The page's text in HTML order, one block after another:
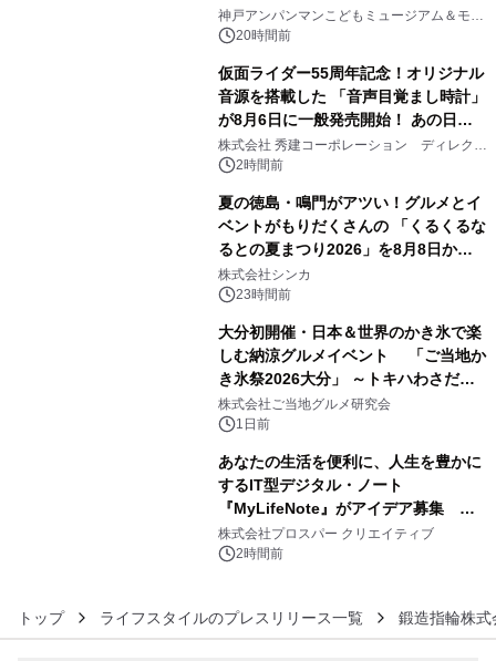
オープン
神戸アンパンマンこどもミュージアム＆モー
ル 20時間前
仮面ライダー55周年記念！オリジナル
音源を搭載した 「音声目覚まし時計」
が8月6日に一般発売開始！ あの日の
大興奮が今甦る
株式会社 秀建コーポレーション ディレクト
アートギャラリー
2時間前
夏の徳島・鳴門がアツい！グルメとイ
ベントがもりだくさんの 「くるくるな
るとの夏まつり2026」を8月8日から9
日間開催 ～夏限定メニューや大抽選
会、大学芋スティックの振る舞いも～
株式会社シンカ
23時間前
大分初開催・日本＆世界のかき氷で楽
しむ納涼グルメイベント 「ご当地か
き氷祭2026大分」 ～トキハわさだタ
ウンで8月21日～31日まで11日間限定
開催～
株式会社ご当地グルメ研究会
1日前
あなたの生活を便利に、人生を豊かに
するIT型デジタル・ノート
『MyLifeNote』がアイデア募集 優
秀賞100名に1年間無償試用
株式会社プロスパー クリエイティブ
2時間前
トップ ライフスタイルのプレスリリース一覧 鍛造指輪株式